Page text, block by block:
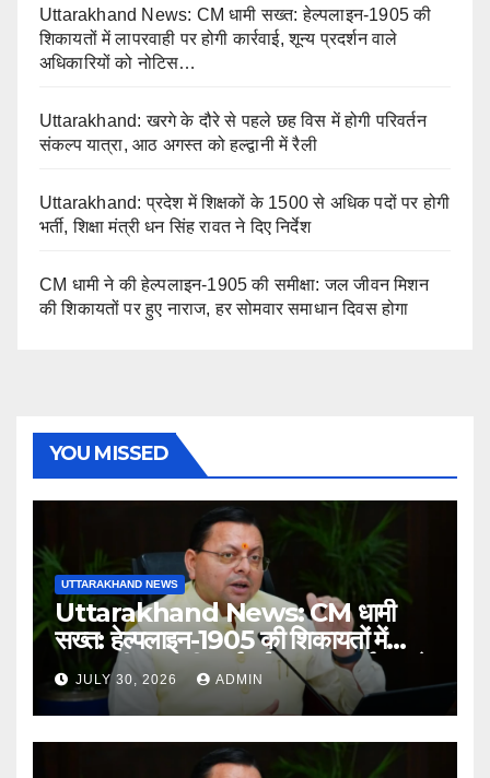
Uttarakhand News: CM धामी सख्त: हेल्पलाइन-1905 की
शिकायतों में लापरवाही पर होगी कार्रवाई, शून्य प्रदर्शन वाले
अधिकारियों को नोटिस…
Uttarakhand: खरगे के दौरे से पहले छह विस में होगी परिवर्तन
संकल्प यात्रा, आठ अगस्त को हल्द्वानी में रैली
Uttarakhand: प्रदेश में शिक्षकों के 1500 से अधिक पदों पर होगी
भर्ती, शिक्षा मंत्री धन सिंह रावत ने दिए निर्देश
CM धामी ने की हेल्पलाइन-1905 की समीक्षा: जल जीवन मिशन
की शिकायतों पर हुए नाराज, हर सोमवार समाधान दिवस होगा
YOU MISSED
UTTARAKHAND NEWS
Uttarakhand News: CM धामी
सख्त: हेल्पलाइन-1905 की शिकायतों में
लापरवाही पर होगी कार्रवाई, शून्य प्रदर्शन वाले
अधिकारियों को नोटिस…
JULY 30, 2026 ADMIN